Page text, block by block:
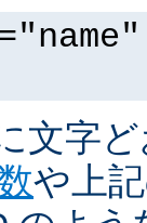
文字
や上